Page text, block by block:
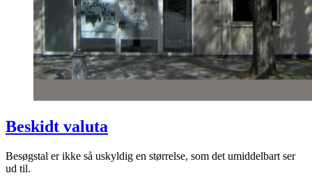
Beskidt valuta
Besøgstal er ikke så uskyldig en størrelse, som det umiddelbart ser
ud til.